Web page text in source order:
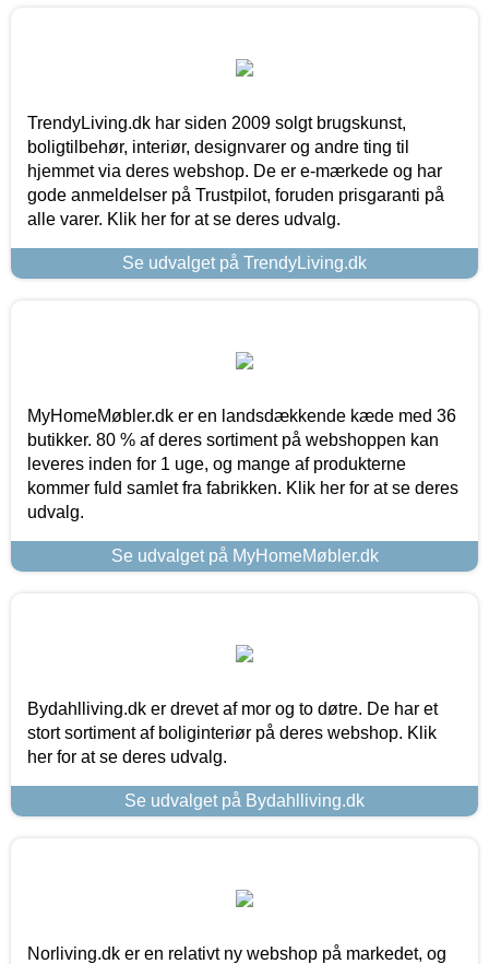
TrendyLiving.dk har siden 2009 solgt brugskunst,
boligtilbehør, interiør, designvarer og andre ting til
hjemmet via deres webshop. De er e-mærkede og har
gode anmeldelser på Trustpilot, foruden prisgaranti på
alle varer. Klik her for at se deres udvalg.
Se udvalget på TrendyLiving.dk
MyHomeMøbler.dk er en landsdækkende kæde med 36
butikker. 80 % af deres sortiment på webshoppen kan
leveres inden for 1 uge, og mange af produkterne
kommer fuld samlet fra fabrikken. Klik her for at se deres
udvalg.
Se udvalget på MyHomeMøbler.dk
Bydahlliving.dk er drevet af mor og to døtre. De har et
stort sortiment af boliginteriør på deres webshop. Klik
her for at se deres udvalg.
Se udvalget på Bydahlliving.dk
Norliving.dk er en relativt ny webshop på markedet, og